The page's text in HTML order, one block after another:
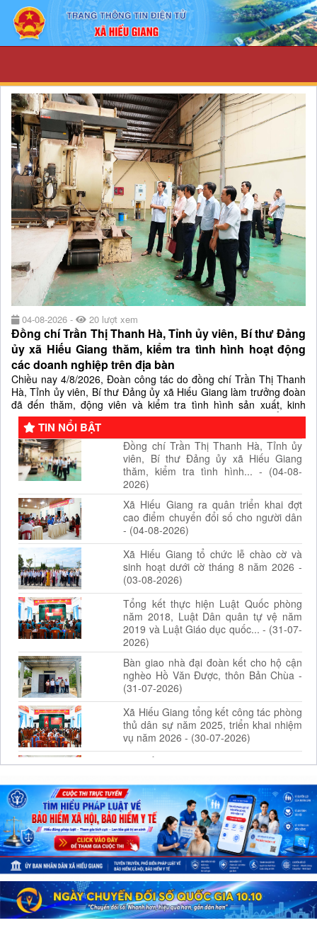
Home - UBND xã Hiếu Giang
04-08-2026 - 20 lượt xem
Đồng chí Trần Thị Thanh Hà, Tỉnh ủy viên, Bí thư Đảng
ủy xã Hiếu Giang thăm, kiểm tra tình hình hoạt động
các doanh nghiệp trên địa bàn
Chiều nay 4/8/2026, Đoàn công tác do đồng chí Trần Thị Thanh
Hà, Tỉnh ủy viên, Bí thư Đảng ủy xã Hiếu Giang làm trưởng đoàn
đã đến thăm, động viên và kiểm tra tình hình sản xuất, kinh
doanh tại Nhà máy viên năng lượng Cam Lộ và Công ty Cổ phần
Bia quốc tế TTC (Công ty bia Camel) đóng tại các Cụm công...
TIN NỔI BẬT
Đồng chí Trần Thị Thanh Hà, Tỉnh ủy
viên, Bí thư Đảng ủy xã Hiếu Giang
thăm, kiểm tra tình hình... - (04-08-
2026)
Xã Hiếu Giang ra quân triển khai đợt
cao điểm chuyển đổi số cho người dân
- (04-08-2026)
Xã Hiếu Giang tổ chức lễ chào cờ và
sinh hoạt dưới cờ tháng 8 năm 2026 -
(03-08-2026)
Tổng kết thực hiện Luật Quốc phòng
năm 2018, Luật Dân quân tự vệ năm
2019 và Luật Giáo dục quốc... - (31-07-
2026)
Bàn giao nhà đại đoàn kết cho hộ cận
nghèo Hồ Văn Được, thôn Bản Chùa -
(31-07-2026)
Xã Hiếu Giang tổng kết công tác phòng
thủ dân sự năm 2025, triển khai nhiệm
vụ năm 2026 - (30-07-2026)
Xã Hiếu Giang tham dự hội nghị toàn
triển khai thực hiện... - (29-07-2026)
Điểm mới của Nghị định số
164/2026/NĐ-CP ngày 15/5/2026 của
Chính phủ. - (27-07-2026)
Ủy ban MTTQ Việt Nam Thành phố
Huế trao tặng 25 suất quà cho người có
công, thân nhân người có công... - (27-
07-2026)
Trao tặng 100 suất quà cho các gia